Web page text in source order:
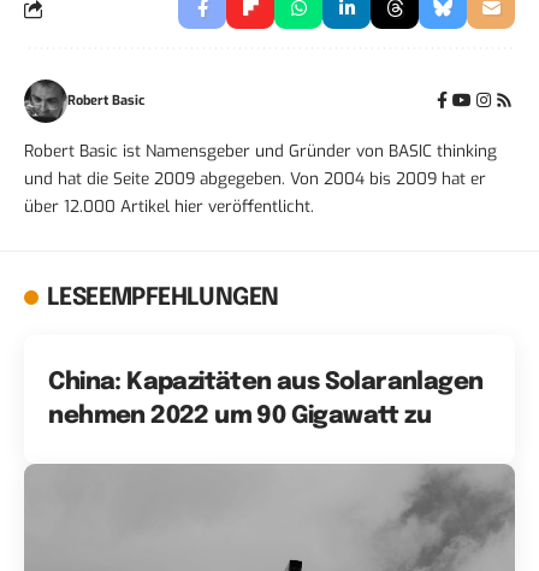
Robert Basic
Robert Basic ist Namensgeber und Gründer von BASIC thinking
und hat die Seite 2009 abgegeben. Von 2004 bis 2009 hat er
über 12.000 Artikel hier veröffentlicht.
LESEEMPFEHLUNGEN
China: Kapazitäten aus Solaranlagen
nehmen 2022 um 90 Gigawatt zu